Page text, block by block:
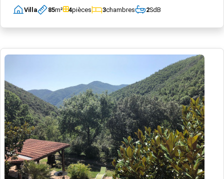
Villa 85m² 4pièces 3chambres 2SdB